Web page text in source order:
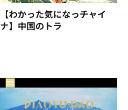
【わかった気になっチャイ
ナ】中国のトラ